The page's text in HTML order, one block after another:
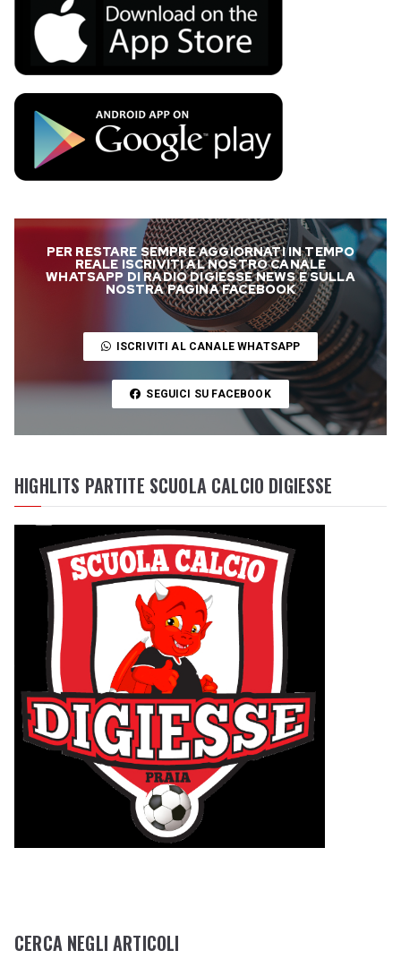
PER RESTARE SEMPRE AGGIORNATI IN TEMPO
REALE ISCRIVITI AL NOSTRO CANALE
WHATSAPP DI RADIO DIGIESSE NEWS E SULLA
NOSTRA PAGINA FACEBOOK
ISCRIVITI AL CANALE WHATSAPP
SEGUICI SU FACEBOOK
HIGHLITS PARTITE SCUOLA CALCIO DIGIESSE
CERCA NEGLI ARTICOLI